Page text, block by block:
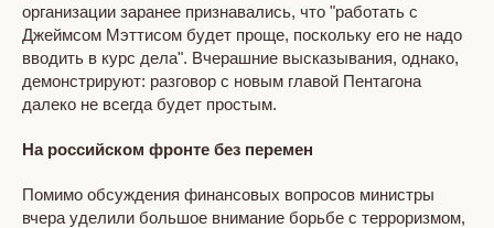
организации заранее признавались, что "работать с
Джеймсом Мэттисом будет проще, поскольку его не надо
вводить в курс дела". Вчерашние высказывания, однако,
демонстрируют: разговор с новым главой Пентагона
далеко не всегда будет простым.
На российском фронте без перемен
Помимо обсуждения финансовых вопросов министры
вчера уделили большое внимание борьбе с терроризмом,